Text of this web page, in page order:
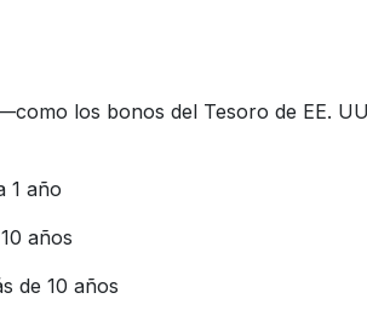
los bonos del Tesoro de EE.
1 año
años
de 10 años